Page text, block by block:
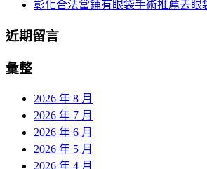
彰化合法當鋪有眼袋手術推薦去眼
近期留言
彙整
2026 年 8 月
2026 年 7 月
2026 年 6 月
2026 年 5 月
2026 年 4 月